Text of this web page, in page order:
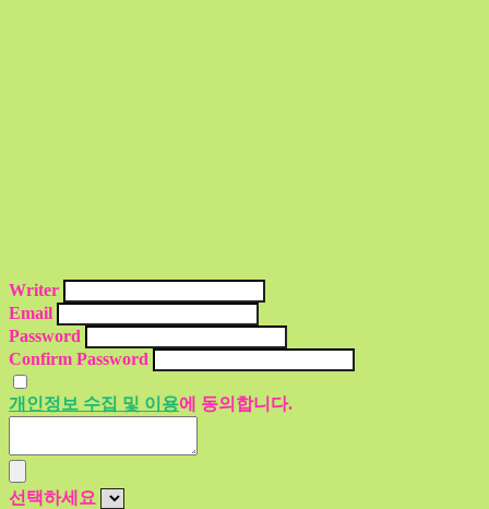
Writer
Email
Password
Confirm Password
개인정보 수집 및 이용에 동의합니다.
선택하세요